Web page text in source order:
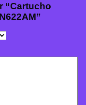
“Cartucho